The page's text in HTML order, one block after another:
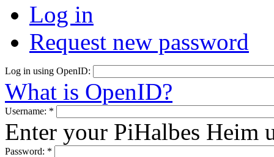
Log in
Request new password
Log in using OpenID:
What is OpenID?
Username: *
Enter your PiHalbes Heim
Password: *